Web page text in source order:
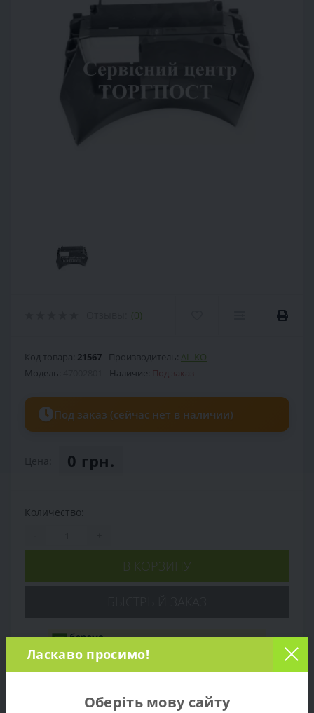
(0)
Код товара: 21567 Производитель: AL-KO
Модель:
Наличие: Под заказ
Под заказ (сейчас нет в наличии)
0 грн.
Количество:
В КОРЗИНУ
Ласкаво просимо!
Оберіть мову сайту